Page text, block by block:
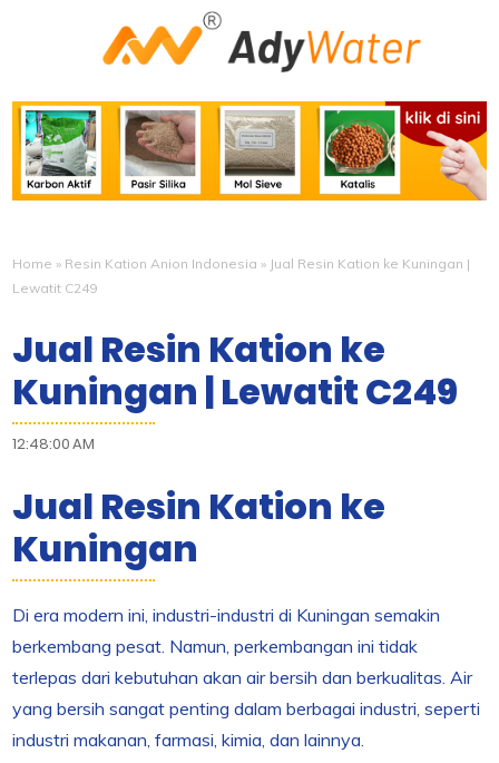
Home » Resin Kation Anion Indonesia » Jual Resin Kation ke Kuningan |
Lewatit C249
Jual Resin Kation ke
Kuningan | Lewatit C249
12:48:00 AM
Jual Resin Kation ke
Kuningan
Di era modern ini, industri-industri di Kuningan semakin
berkembang pesat. Namun, perkembangan ini tidak
terlepas dari kebutuhan akan air bersih dan berkualitas. Air
yang bersih sangat penting dalam berbagai industri, seperti
industri makanan, farmasi, kimia, dan lainnya.